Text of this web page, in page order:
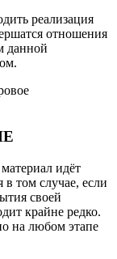
реализация
отношения
данной
идёт
том случае, если
своей
крайне редко.
на любом этапе